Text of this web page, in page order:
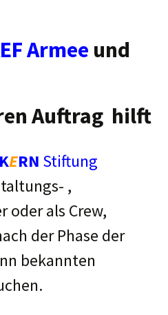
Armee und
Auftrag hilft
ERN Stiftung
,
oder als Crew,
der Phase der
bekannten